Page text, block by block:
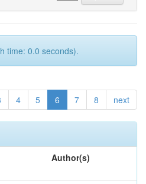
time: 0.0 seconds).
4 5 6 7 8 next
Author(s)